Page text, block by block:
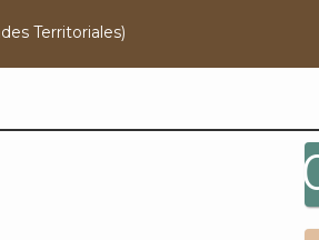
Territoriales)